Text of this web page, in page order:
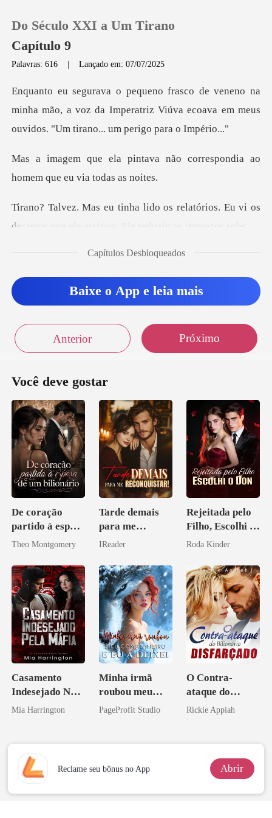
0
Loja
Histórico
Do Século XXI a Um Tirano
Capítulo 9
Palavras: 616 |Lançado em: 07/07/2025
inha mão, a voz da Imperatriz Viúva ecoava em meus
o
a não correspondia ao
homem
relatórios. Eu vi os
decretos que ele
Capítulos Desbloqueados
Baixe o App e leia mais
Anterior Próximo
Você deve gostar
De coração
partido à esposa
de um bilionário
Theo Montgomery
Tarde demais
para me
reconquistar!
IReader
Rejeitada pelo
Filho, Escolhi o
Don
Roda Kinder
Casamento
Indesejado Na
Máfia
Mia Harrington
Minha irmã
roubou meu
companheiro e
PageProfit Studio
O Contra-
ataque do
Bilionário
Rickie Appiah
Reclame seu bônus no App Abrir